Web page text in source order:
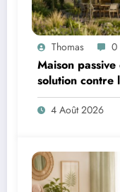
Thomas 0
Maison
solution contre
4 Août 2026